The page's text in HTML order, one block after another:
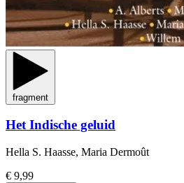
fragment
Het Indische geluid
Hella S. Haasse, Maria Dermoût
€ 9,99